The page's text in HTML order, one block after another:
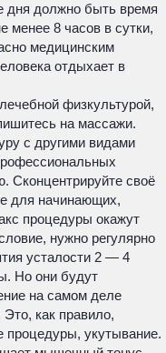
дня должно быть время
менее 8 часов в сутки,
медицинским
отдыхает в
физкультурой,
на массажи.
с другими видами
Сконцентрируйте своё
для начинающих,
процедуры окажут
нужно регулярно
усталости 2 — 4
Но они будут
на самом деле
как правило,
процедуры, укутывание.